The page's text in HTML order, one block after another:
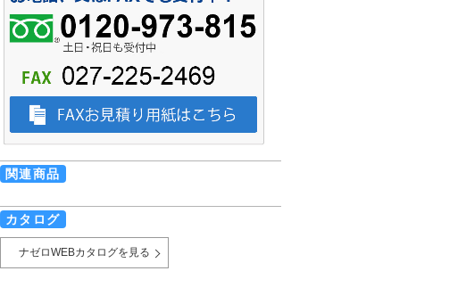
関連商品
カタログ
ナゼロWEBカタログを見る